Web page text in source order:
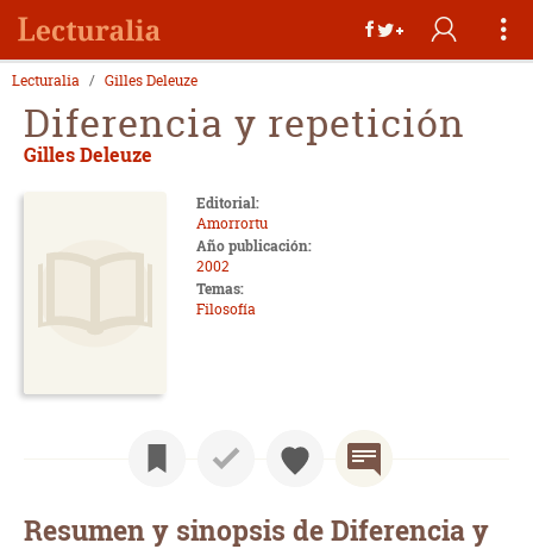
Lecturalia Gilles Deleuze
Diferencia y repetición
Gilles Deleuze
Editorial:
Amorrortu
Año publicación:
2002
Temas:
Filosofía
Resumen y sinopsis de Diferencia y